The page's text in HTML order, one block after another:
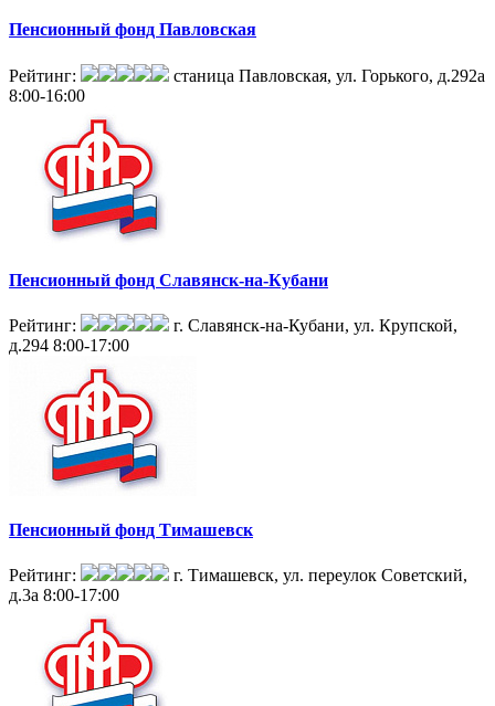
Пенсионный фонд Павловская
Рейтинг:
станица Павловская, ул. Горького, д.292а
8:00-16:00
Пенсионный фонд Славянск-на-Кубани
Рейтинг:
г. Славянск-на-Кубани, ул. Крупской,
д.294 8:00-17:00
Пенсионный фонд Тимашевск
Рейтинг:
г. Тимашевск, ул. переулок Советский,
д.3а 8:00-17:00